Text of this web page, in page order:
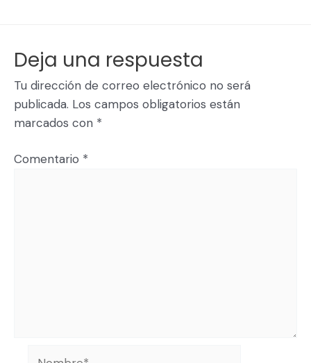
Deja una respuesta
Tu dirección de correo electrónico no será
publicada. Los campos obligatorios están
marcados con *
Comentario *